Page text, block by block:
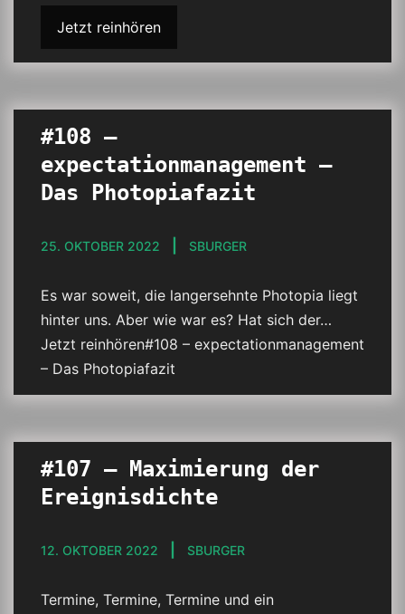
Jetzt reinhören
#108 –
expectationmanagement –
Das Photopiafazit
25. OKTOBER 2022 SBURGER
Es war soweit, die langersehnte Photopia liegt
hinter uns. Aber wie war es? Hat sich der…
Jetzt reinhören#108 – expectationmanagement
– Das Photopiafazit
#107 – Maximierung der
Ereignisdichte
12. OKTOBER 2022 SBURGER
Termine, Termine, Termine und ein